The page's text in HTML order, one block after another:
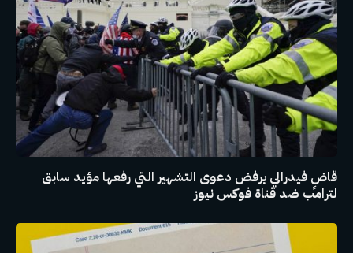
قاضٍ فيدرالي يرفض دعوى التشهير التي رفعها مؤيد سابق
لترامب ضد قناة فوكس نيوز